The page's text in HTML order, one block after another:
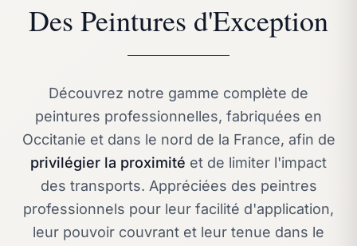
Des Peintures d'Exception
Découvrez notre gamme complète de
peintures professionnelles, fabriquées en
Occitanie et dans le nord de la France, afin de
privilégier la proximité et de limiter l'impact
des transports. Appréciées des peintres
professionnels pour leur facilité d'application,
leur pouvoir couvrant et leur tenue dans le